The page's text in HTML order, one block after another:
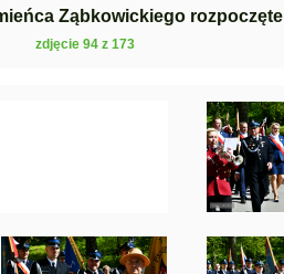
Ząbkowickiego rozpoczęte
zdjęcie 94 z 173